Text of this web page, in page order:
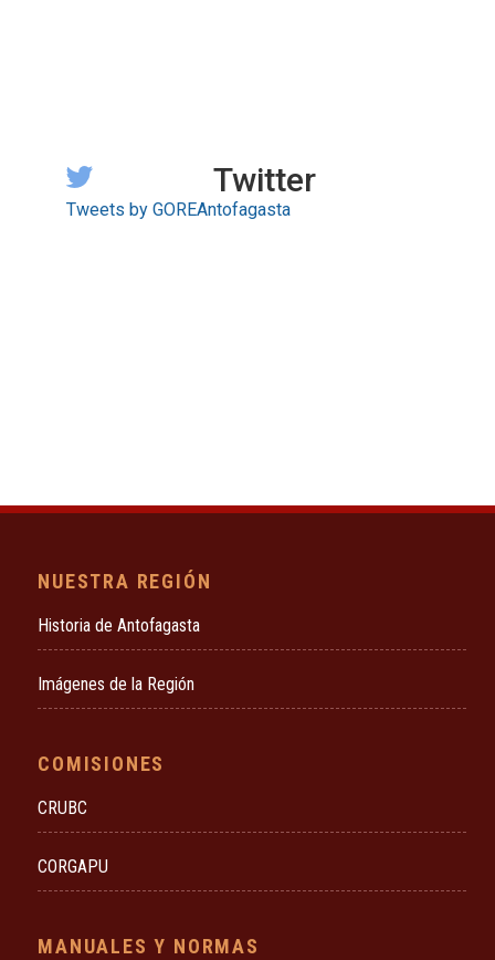
Twitter
Tweets by GOREAntofagasta
NUESTRA REGIÓN
Historia de Antofagasta
Imágenes de la Región
COMISIONES
CRUBC
CORGAPU
MANUALES Y NORMAS